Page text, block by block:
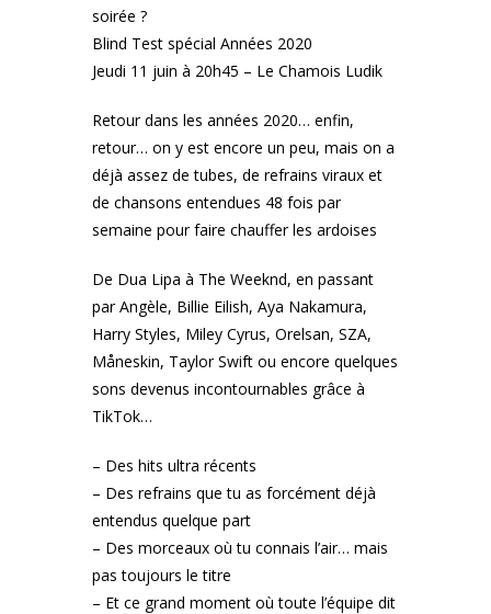
soirée ?
Blind Test spécial Années 2020
Jeudi 11 juin à 20h45 – Le Chamois Ludik
Retour dans les années 2020… enfin,
retour… on y est encore un peu, mais on a
déjà assez de tubes, de refrains viraux et
de chansons entendues 48 fois par
semaine pour faire chauffer les ardoises
De Dua Lipa à The Weeknd, en passant
par Angèle, Billie Eilish, Aya Nakamura,
Harry Styles, Miley Cyrus, Orelsan, SZA,
Måneskin, Taylor Swift ou encore quelques
sons devenus incontournables grâce à
TikTok…
– Des hits ultra récents
– Des refrains que tu as forcément déjà
entendus quelque part
– Des morceaux où tu connais l’air… mais
pas toujours le titre
– Et ce grand moment où toute l’équipe dit